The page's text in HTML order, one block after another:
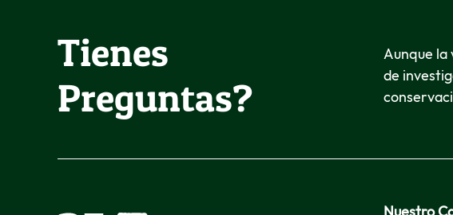
Tienes
Preguntas?
Aunque la
de